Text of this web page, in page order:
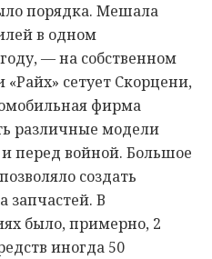
порядка. Мешала
в одном
— на собственном
сетует Скорцени,
фирма
различные модели
перед войной. Большое
создать
запчастей. В
было, примерно, 2
иногда 50